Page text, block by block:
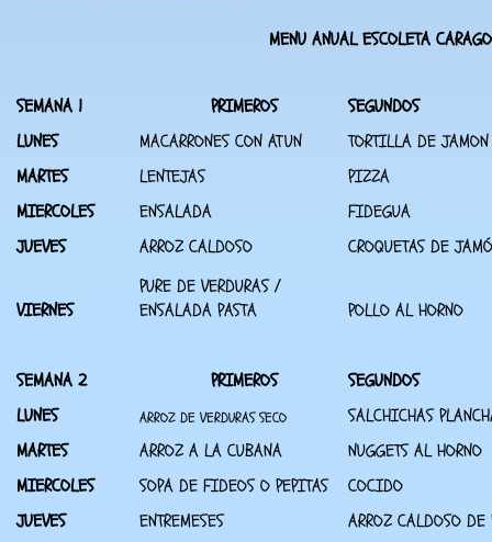
MENU ANUAL ESCOLETA
SEMANA 1 PRIMEROS
SEGUNDOS
LUNES
MACARRONES CON ATUN
TORTILLA DE JAMON
MARTES
LENTEJAS
PIZZA
MIERCOLES
ENSALADA
FIDEGUA
JUEVES
ARROZ CALDOSO CROQUETAS DE
VIERNES
PURE DE VERDURAS /
ENSALADA PASTA
POLLO AL HORNO
SEMANA 2 PRIMEROS
SEGUNDOS
LUNES
ARROZ DE VERDURAS SECO
SALCHICHAS
MARTES
ARROZ A LA CUBANA
NUGGETS AL HORNO
MIERCOLES
SOPA DE FIDEOS O PEPITAS
COCIDO
JUEVES
ENTREMESES ARROZ CALDOSO DE